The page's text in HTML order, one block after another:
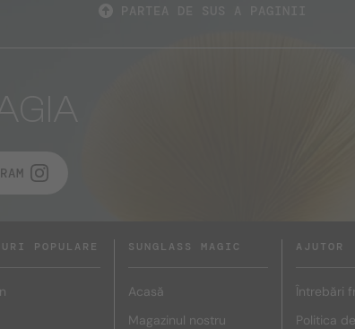
POPULARE SUNGLASS MAGIC
Acasă
Magazinul nostru
AJUTOR
Întrebări
Politica